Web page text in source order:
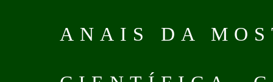
ANAIS DA